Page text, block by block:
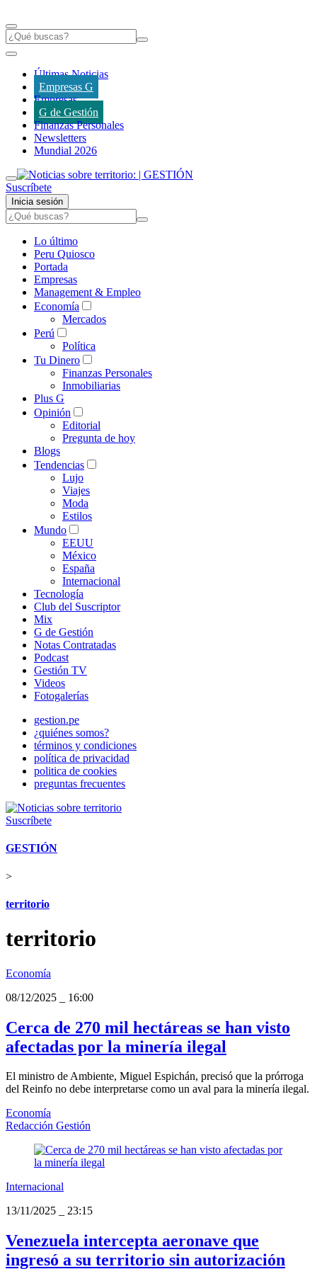
Últimas Noticias
Empresas G
Empresas
G de Gestión
Finanzas Personales
Newsletters
Mundial 2026
Suscríbete
Inicia sesión
Lo último
Peru Quiosco
Portada
Empresas
Management & Empleo
Economía
Mercados
Perú
Política
Tu Dinero
Finanzas Personales
Inmobiliarias
Plus G
Opinión
Editorial
Pregunta de hoy
Blogs
Tendencias
Lujo
Viajes
Moda
Estilos
Mundo
EEUU
México
España
Internacional
Tecnología
Club del Suscriptor
Mix
G de Gestión
Notas Contratadas
Podcast
Gestión TV
Videos
Fotogalerías
gestion.pe
¿quiénes somos?
términos y condiciones
política de privacidad
politica de cookies
preguntas frecuentes
Suscríbete
GESTIÓN
>
territorio
territorio
Economía
08/12/2025
16:00
Cerca de 270 mil hectáreas se han visto
afectadas por la minería ilegal
El ministro de Ambiente, Miguel Espichán, precisó que la prórroga
del Reinfo no debe interpretarse como un aval para la minería ilegal.
Economía
Redacción Gestión
Internacional
13/11/2025
23:15
Venezuela intercepta aeronave que
ingresó a su territorio sin autorización